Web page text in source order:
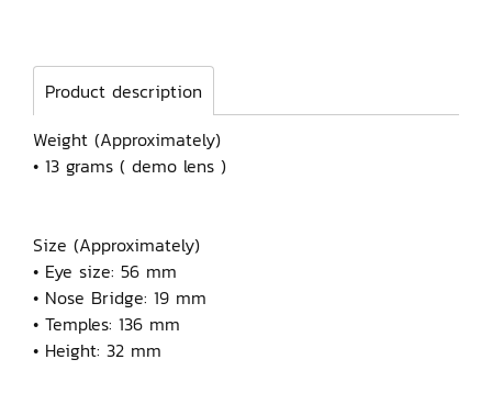
Product description
Weight (Approximately)
• 13 grams ( demo lens )
Size (Approximately)
• Eye size: 56 mm
• Nose Bridge: 19 mm
• Temples: 136 mm
• Height: 32 mm